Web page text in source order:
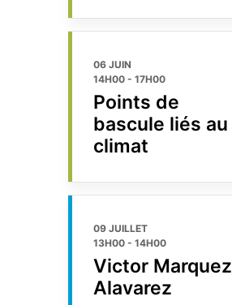
06 JUIN
14H00 - 17H00
Points de
bascule liés au
climat
09 JUILLET
13H00 - 14H00
Victor Marquez
Alavarez